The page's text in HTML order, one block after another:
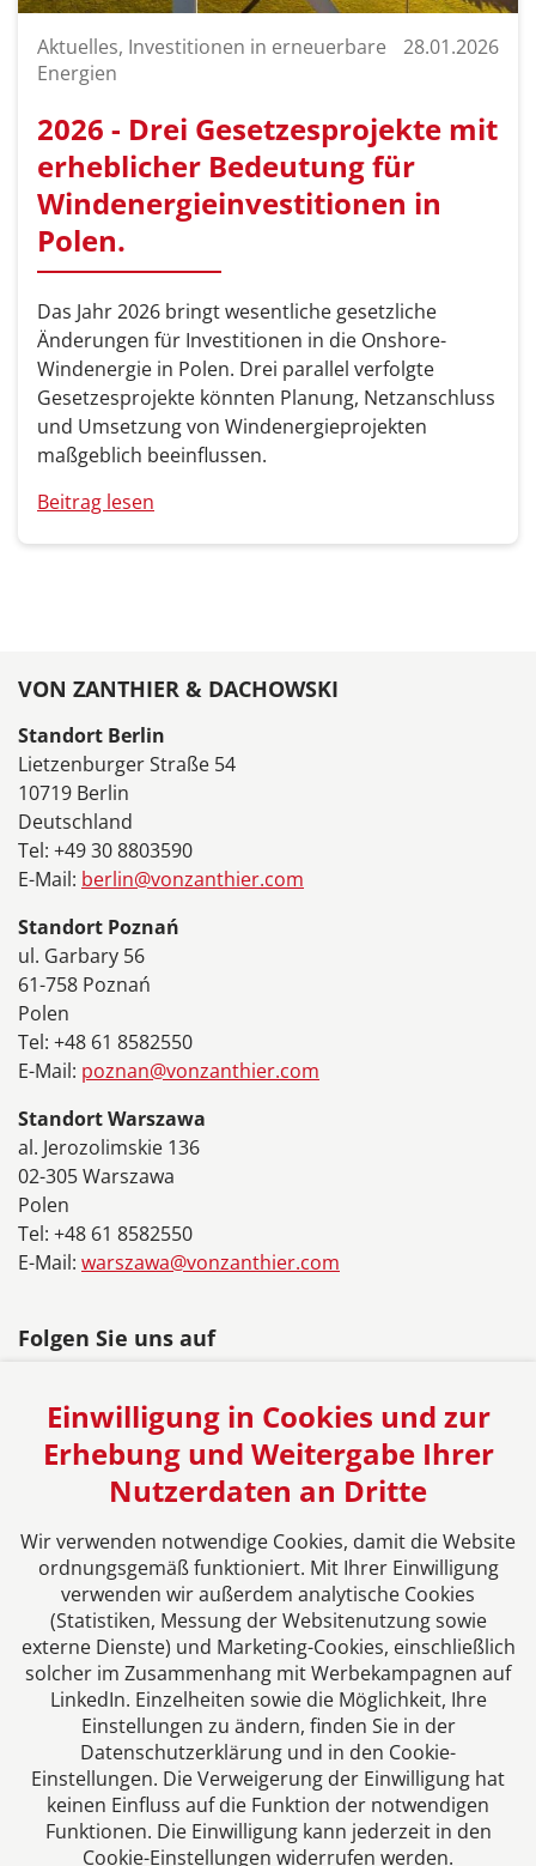
Aktuelles, Investitionen in erneuerbare
Energien
28.01.2026
2026 - Drei Gesetzesprojekte mit
erheblicher Bedeutung für
Windenergieinvestitionen in
Polen.
Das Jahr 2026 bringt wesentliche gesetzliche
Änderungen für Investitionen in die Onshore-
Windenergie in Polen. Drei parallel verfolgte
Gesetzesprojekte könnten Planung, Netzanschluss
und Umsetzung von Windenergieprojekten
maßgeblich beeinflussen.
Beitrag lesen
VON ZANTHIER & DACHOWSKI
Standort Berlin
Lietzenburger Straße 54
10719 Berlin
Deutschland
Tel: +49 30 8803590
E-Mail: berlin@vonzanthier.com
Standort Poznań
ul. Garbary 56
61-758 Poznań
Polen
Tel: +48 61 8582550
E-Mail: poznan@vonzanthier.com
Standort Warszawa
al. Jerozolimskie 136
02-305 Warszawa
Polen
Tel: +48 61 8582550
E-Mail: warszawa@vonzanthier.com
Folgen Sie uns auf
Das europäische Kanzlei-Netzwerk
Impressum
Einwilligung in Cookies und zur
Erhebung und Weitergabe Ihrer
Nutzerdaten an Dritte
Wir verwenden notwendige Cookies, damit die Website
ordnungsgemäß funktioniert. Mit Ihrer Einwilligung
verwenden wir außerdem analytische Cookies
(Statistiken, Messung der Websitenutzung sowie
externe Dienste) und Marketing-Cookies, einschließlich
solcher im Zusammenhang mit Werbekampagnen auf
LinkedIn. Einzelheiten sowie die Möglichkeit, Ihre
Einstellungen zu ändern, finden Sie in der
Datenschutzerklärung und in den Cookie-
Einstellungen. Die Verweigerung der Einwilligung hat
keinen Einfluss auf die Funktion der notwendigen
Funktionen. Die Einwilligung kann jederzeit in den
Cookie-Einstellungen widerrufen werden.